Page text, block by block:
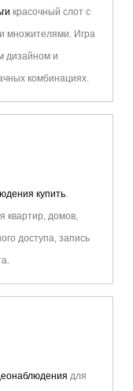
красочный слот с
множителями. Игра
дизайном и
комбинациях.
купить.
квартир, домов,
доступа, запись
для